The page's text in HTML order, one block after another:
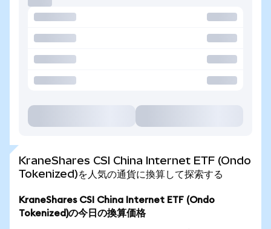
KraneShares CSI China Internet ETF (Ondo
Tokenized)を人気の通貨に換算して探索する
KraneShares CSI China Internet ETF (Ondo
Tokenized)の今日の換算価格